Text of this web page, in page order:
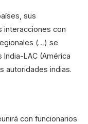
sus
interacciones con
(…) se
LAC (América
autoridades indias.
con funcionarios